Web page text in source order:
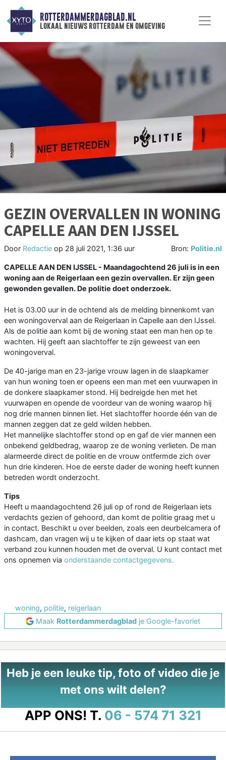
ROTTERDAMMERDAGBLAD.NL
lokaal nieuws rotterdam en omgeving
GEZIN OVERVALLEN IN WONING
CAPELLE AAN DEN IJSSEL
Door Redactie op 28 juli 2021, 1:36 uur Bron: Politie.nl
CAPELLE AAN DEN IJSSEL - Maandagochtend 26 juli is in een
woning aan de Reigerlaan een gezin overvallen. Er zijn geen
gewonden gevallen. De politie doet onderzoek.
Het is 03.00 uur in de ochtend als de melding binnenkomt van
een woningoverval aan de Reigerlaan in Capelle aan den IJssel.
Als de politie aan komt bij de woning staat een man hen op te
wachten. Hij geeft aan slachtoffer te zijn geweest van een
woningoverval.
De 40-jarige man en 23-jarige vrouw lagen in de slaapkamer
van hun woning toen er opeens een man met een vuurwapen in
de donkere slaapkamer stond. Hij bedreigde hen met het
vuurwapen en opende de voordeur van de woning waarop hij
nog drie mannen binnen liet. Het slachtoffer hoorde één van de
mannen zeggen dat ze geld wilden hebben.
Het mannelijke slachtoffer stond op en gaf de vier mannen een
onbekend geldbedrag, waarop ze de woning verlieten. De man
alarmeerde direct de politie en de vrouw ontfermde zich over
hun drie kinderen. Hoe de eerste dader de woning heeft kunnen
betreden wordt onderzocht.
Tips
Heeft u maandagochtend 26 juli op of rond de Reigerlaan iets
verdachts gezien of gehoord, dan komt de politie graag met u
in contact. Beschikt u over beelden, zoals een deurbelcamera of
dashcam, dan vragen wij u te kijken of daar iets op staat wat
verband zou kunnen houden met de overval. U kunt contact met
ons opnemen via onderstaande contactgegevens.
woning, politie, reigerlaan
Maak Rotterdammerdagblad je Google-favoriet
Heb je een leuke tip, foto of video die je
met ons wilt delen?
APP ONS! T. 06 - 574 71 321